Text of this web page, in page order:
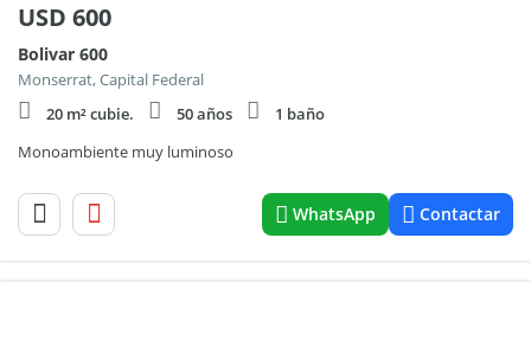
USD 600
Bolivar 600
Monserrat, Capital Federal
20 m² cubie.
50 años
1 baño
Monoambiente muy luminoso
WhatsApp Contactar